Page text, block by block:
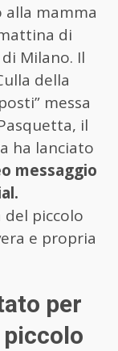
alla mamma
di
Milano. Il
della
messa
il
ha lanciato
messaggio
del piccolo
e propria
per
piccolo